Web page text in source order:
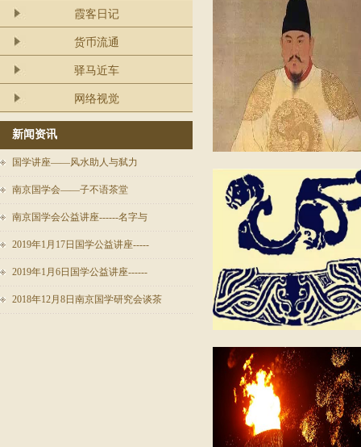
霞客日记
货币流通
驿马近车
网络视觉
新闻资讯
国学讲座——风水助人与弑力
南京国学会——子不语茶堂
南京国学会公益讲座------名字与
2019年1月17日国学公益讲座-----
2019年1月6日国学公益讲座------
2018年12月8日南京国学研究会谈茶